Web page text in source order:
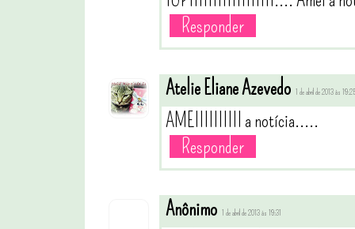
Responder
Atelie Eliane Azevedo 1 de abril de 2013 às
AMEIIIIIIIIII a notícia.....
Responder
Anônimo 1 de abril de 2013 às 19:31